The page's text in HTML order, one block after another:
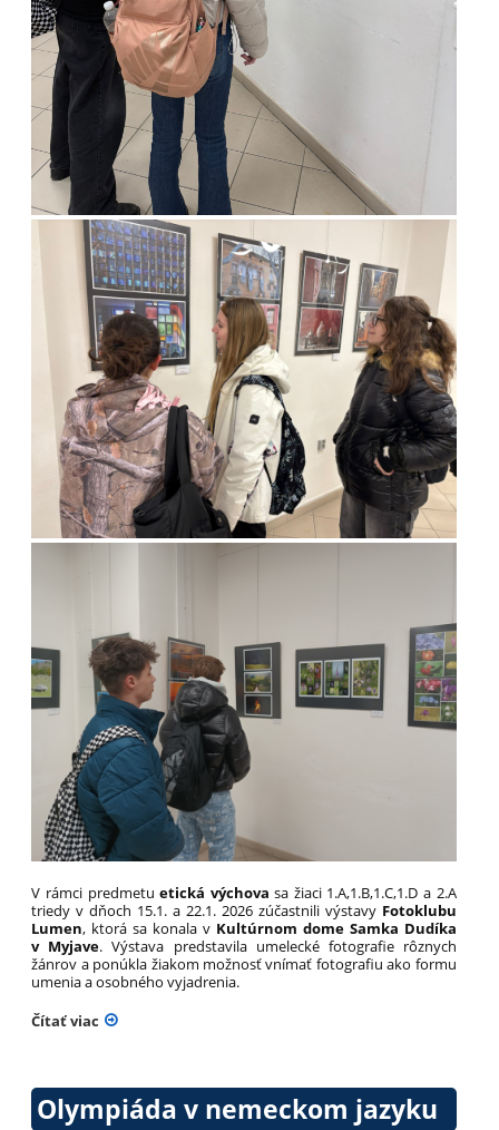
V rámci predmetuetická výchova sa žiaci 1.A,1.B,1.C,1.D a 2.A
triedy v dňoch 15.1. a 22.1. 2026 zúčastnili výstavy Fotoklubu
Lumen, ktorá sa konala v Kultúrnom dome Samka Dudíka
v Myjave. Výstava predstavila umelecké fotografie rôznych
žánrov a ponúkla žiakom možnosť vnímať fotografiu ako formu
umenia a osobného vyjadrenia.
Čítať viac
Olympiáda v nemeckom jazyku